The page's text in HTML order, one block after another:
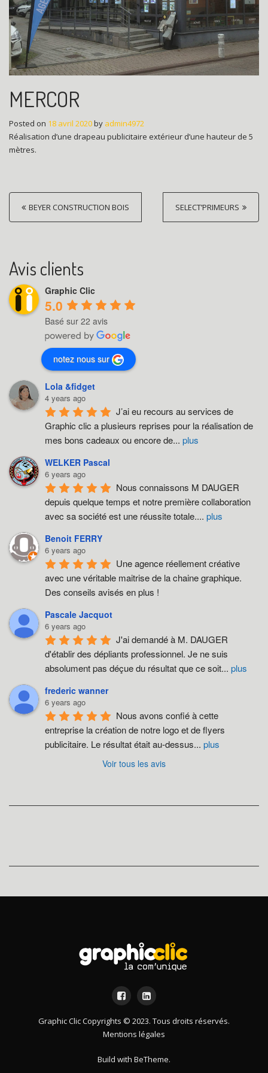
MERCOR
Posted on 18 avril 2020by admin4972
Réalisation d’une drapeau publicitaire extérieur d’une hauteur de 5
mètres.
P
o
t
n
a
v
a
t
n
BEYER CONSTRUCTION BOIS SELECT’PRIMEURS
Avis clients
Graphic Clic
5.0
Basé sur 22 avis
notez nous sur
Lola &fidget
4 years ago
J’ai eu recours au services de
Graphic clic a plusieurs reprises pour la réalisation de
mes bons cadeaux ou encore de... plus
WELKER Pascal
6 years ago
Nous connaissons M DAUGER
depuis quelque temps et notre première collaboration
avec sa société est une réussite totale.... plus
Benoit FERRY
6 years ago
Une agence réellement créative
avec une véritable maitrise de la chaine graphique.
Des conseils avisés en plus !
Pascale Jacquot
6 years ago
J'ai demandé à M. DAUGER
d'établir des dépliants professionnel. Je ne suis
absolument pas déçue du résultat que ce soit... plus
frederic wanner
6 years ago
Nous avons confié à cette
entreprise la création de notre logo et de flyers
publicitaire. Le résultat était au-dessus... plus
Voir tous les avis
Graphic Clic Copyrights © 2023. Tous droits réservés.
Mentions légales
Build with BeTheme.